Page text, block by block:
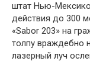
штат Нью-
действия до 300
«Sabor 203» на
толпу враждебно
лазерный луч